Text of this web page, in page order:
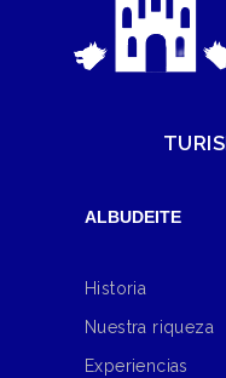
ALBUDEITE
Historia
Nuestra riqueza
Experiencias